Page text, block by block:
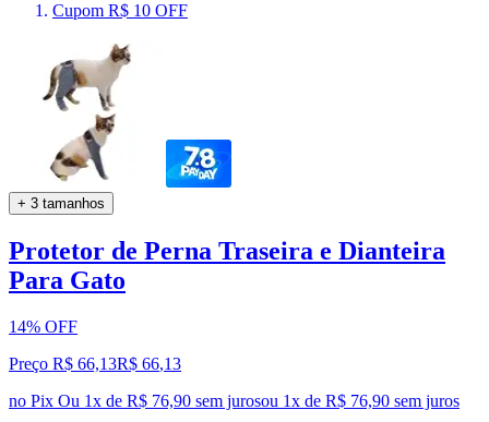
Cupom R$ 10 OFF
+ 3 tamanhos
Protetor de Perna Traseira e Dianteira
Para Gato
14% OFF
Preço R$ 66,13R$ 66,13
no Pix Ou 1x de R$ 76,90 sem jurosou 1x de R$ 76,90 sem juros